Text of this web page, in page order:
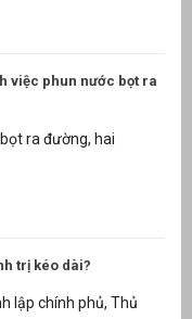
việc phun nước bọt ra
ra đường, hai
trị kéo dài?
lập chính phủ, Thủ